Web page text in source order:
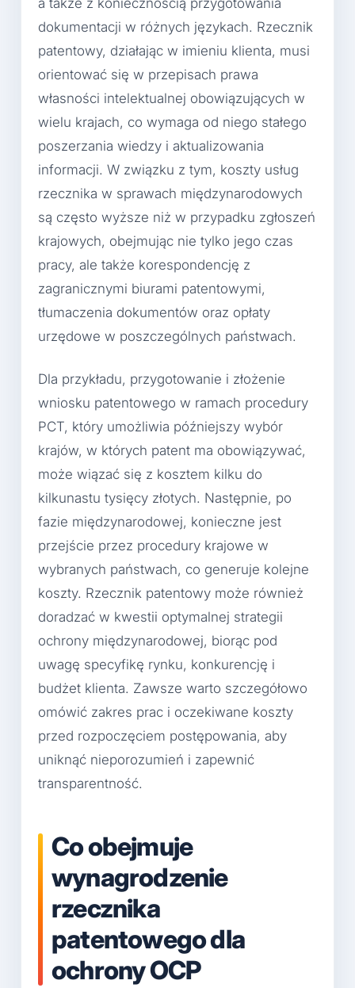
a także z koniecznością przygotowania
dokumentacji w różnych językach. Rzecznik
patentowy, działając w imieniu klienta, musi
orientować się w przepisach prawa
własności intelektualnej obowiązujących w
wielu krajach, co wymaga od niego stałego
poszerzania wiedzy i aktualizowania
informacji. W związku z tym, koszty usług
rzecznika w sprawach międzynarodowych
są często wyższe niż w przypadku zgłoszeń
krajowych, obejmując nie tylko jego czas
pracy, ale także korespondencję z
zagranicznymi biurami patentowymi,
tłumaczenia dokumentów oraz opłaty
urzędowe w poszczególnych państwach.
Dla przykładu, przygotowanie i złożenie
wniosku patentowego w ramach procedury
PCT, który umożliwia późniejszy wybór
krajów, w których patent ma obowiązywać,
może wiązać się z kosztem kilku do
kilkunastu tysięcy złotych. Następnie, po
fazie międzynarodowej, konieczne jest
przejście przez procedury krajowe w
wybranych państwach, co generuje kolejne
koszty. Rzecznik patentowy może również
doradzać w kwestii optymalnej strategii
ochrony międzynarodowej, biorąc pod
uwagę specyfikę rynku, konkurencję i
budżet klienta. Zawsze warto szczegółowo
omówić zakres prac i oczekiwane koszty
przed rozpoczęciem postępowania, aby
uniknąć nieporozumień i zapewnić
transparentność.
Co obejmuje
wynagrodzenie
rzecznika
patentowego dla
ochrony OCP